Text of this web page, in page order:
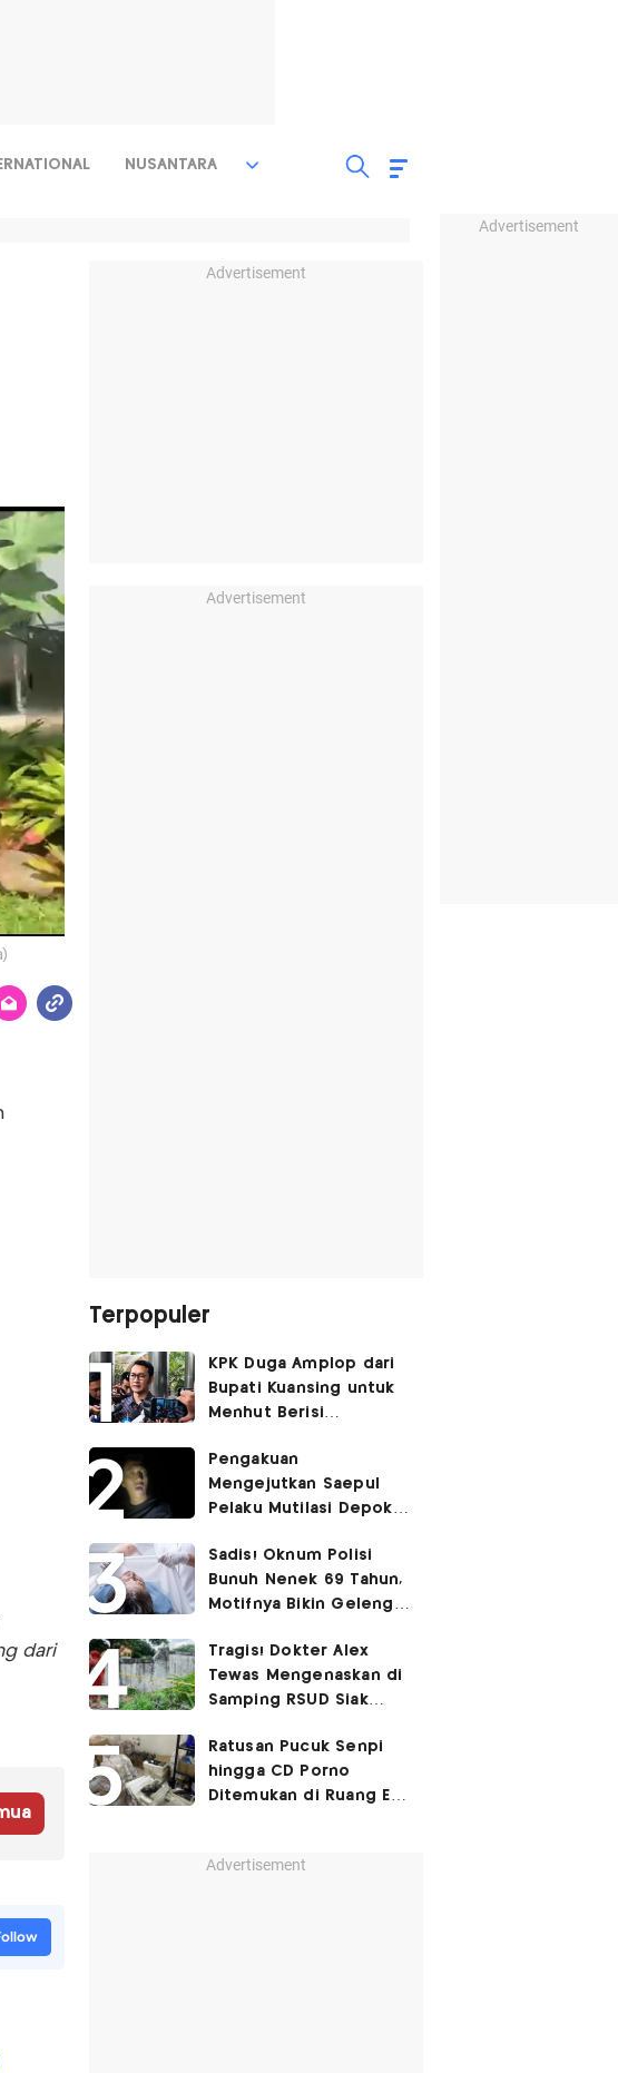
Advertisement
NUSANTARA
dari
Advertisement
Advertisement
Terpopuler
KPK Duga Amplop dari
Bupati Kuansing untuk
Menhut Berisi
Pengembaliannya
Belum Utuh
Pengakuan
Mengejutkan Saepul
Pelaku Mutilasi Depok:
Korban di Kontrakan
Sadis! Oknum Polisi
Bunuh Nenek 69 Tahun,
Motifnya Bikin Geleng
Tragis! Dokter Alex
Tewas Mengenaskan di
Samping RSUD Siak
Rocuronium
Ratusan Pucuk Senpi
hingga CD Porno
Ditemukan di Ruang Eks
Advertisement